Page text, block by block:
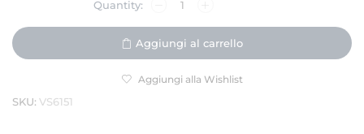
Aggiungi al carrello
Aggiungi alla Wishlist
SKU: VS6151